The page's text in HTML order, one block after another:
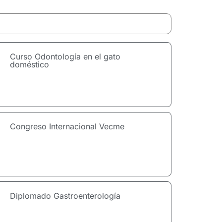
Curso Odontología en el gato
doméstico
Congreso Internacional Vecme
Diplomado Gastroenterología